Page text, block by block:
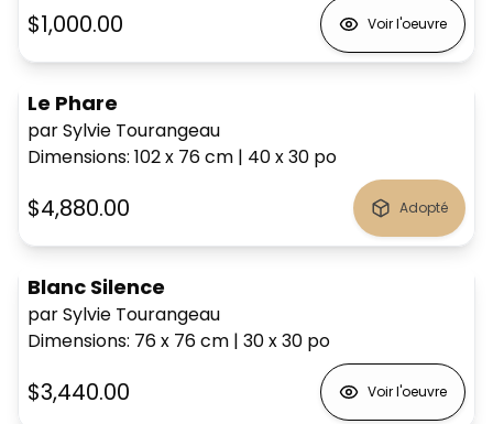
$1,000.00 Voir l'oeuvre
Le Phare
par Sylvie Tourangeau
Dimensions: 102 x 76cm | 40 x 30 po
$4,880.00 Adopté
Blanc Silence
par Sylvie Tourangeau
Dimensions: 76 x 76cm | 30 x 30 po
$3,440.00 Voir l'oeuvre